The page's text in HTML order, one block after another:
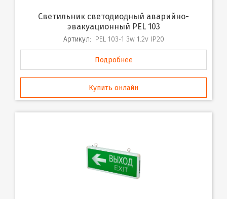
Светильник светодиодный аварийно-
эвакуационный PEL 103
Артикул: PEL 103-1 3w 1.2v IP20
Подробнее
Купить онлайн